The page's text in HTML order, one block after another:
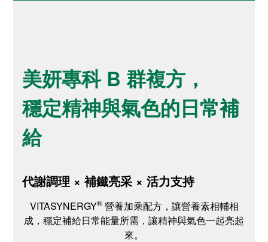
美妍專科 B 群複方，
穩定精神與氣色的日常補
給
代謝調理 × 補鐵亮采 × 活力支持
VITASYNERGY®營養加乘配方，讓營養素相輔相
成，穩定補給日常能量所需，讓精神與氣色一起亮起
來。